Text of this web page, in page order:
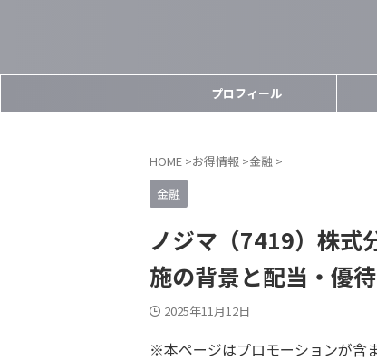
プロフィール
HOME >お得情報 >金融 >
金融
ノジマ（7419）株式
施の背景と配当・優
2025年11月12日
※本ページはプロモーションが含